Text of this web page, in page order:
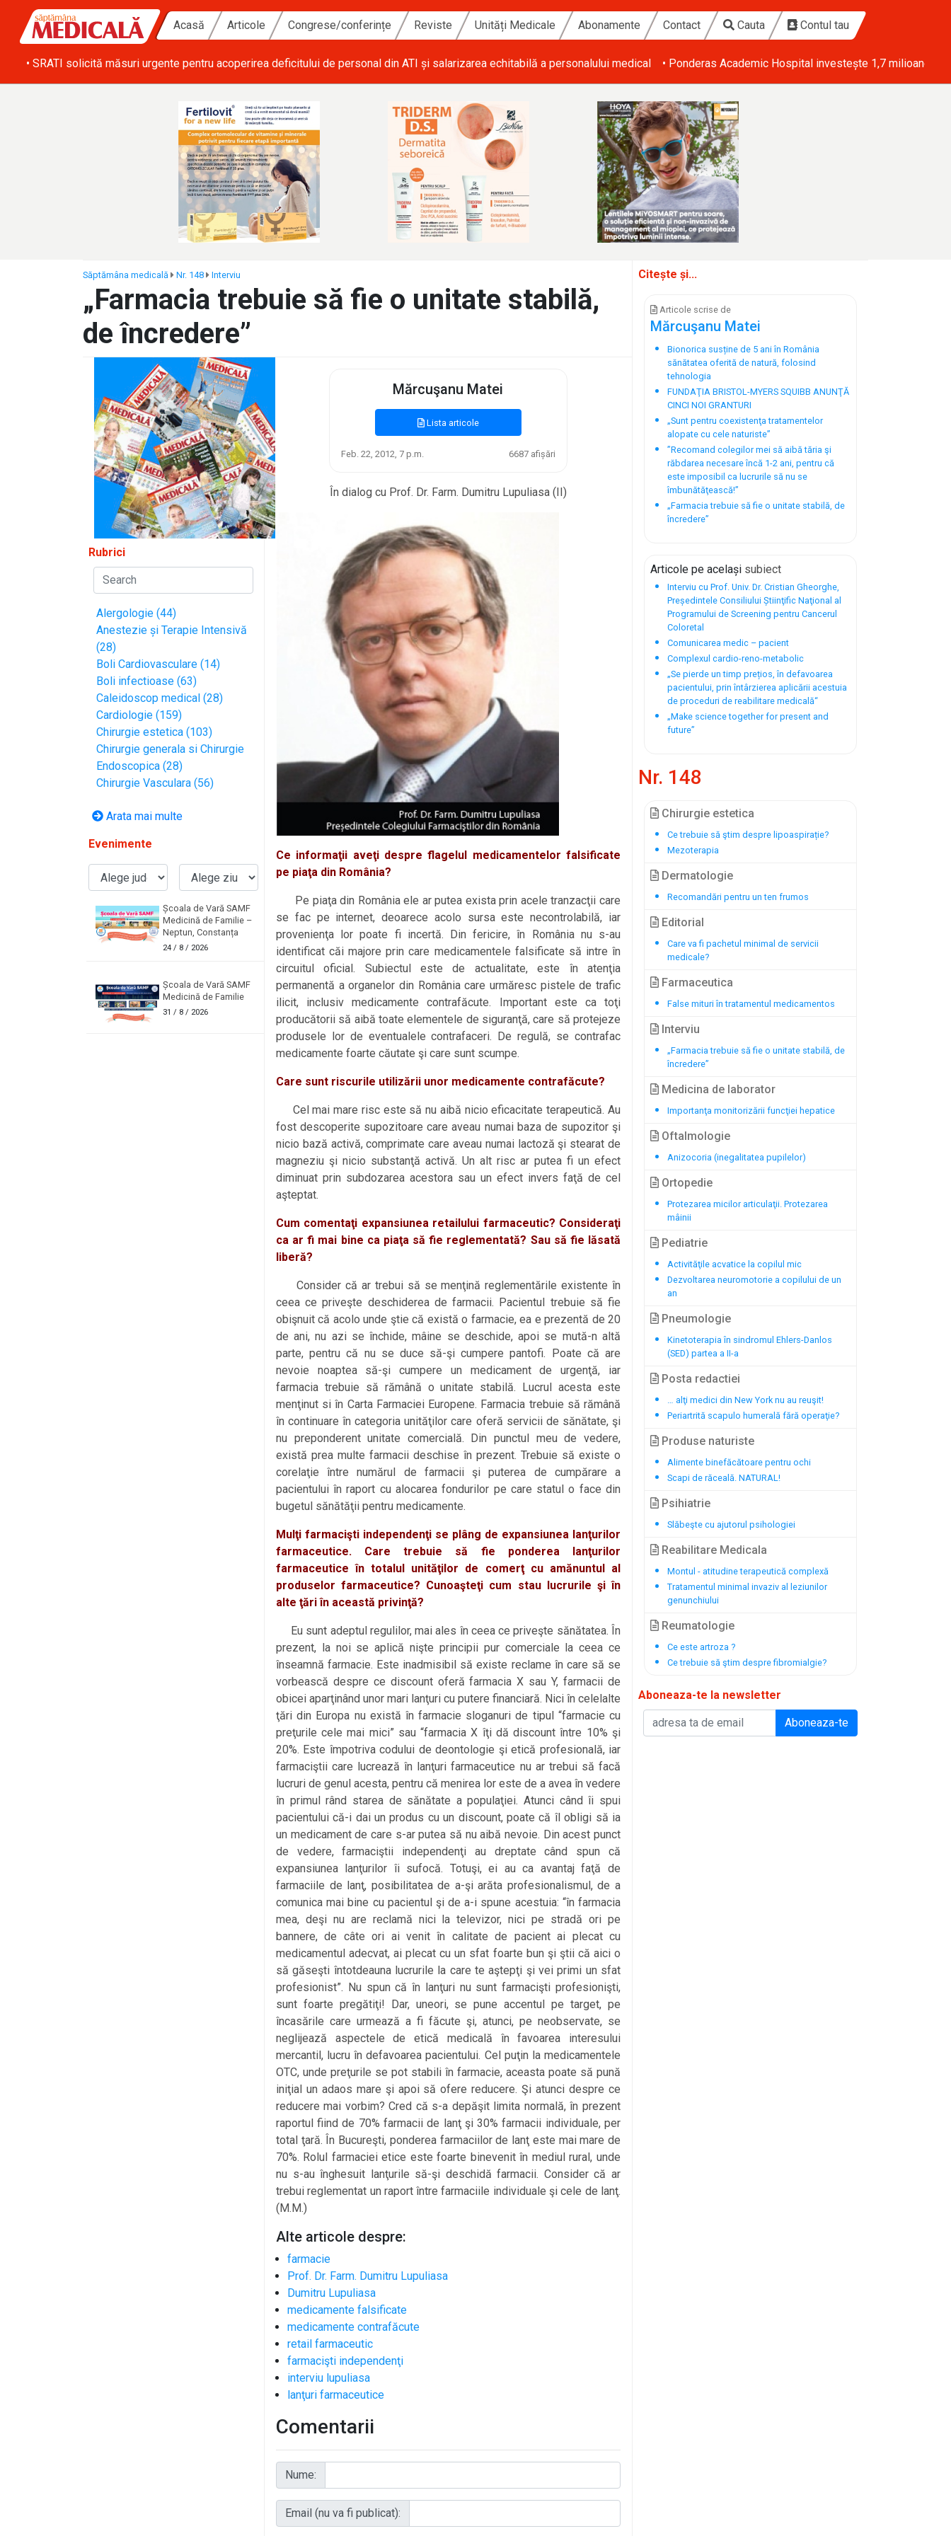
Acasă Articole Congrese/conferințe Reviste Unități Medicale Abonamente Contact Cauta Contul tau
• SRATI solicită măsuri urgente pentru acoperirea deficitului de personal din ATI și salarizarea echitabilă a personalului medical • Ponderas Academic Hospital investește 1,7 milioane
Săptămâna medicală Nr. 148 Interviu
„Farmacia trebuie să fie o unitate stabilă,
de încredere”
Rubrici
Alergologie (44)
Anestezie și Terapie Intensivă
(28)
Boli Cardiovasculare (14)
Boli infectioase (63)
Caleidoscop medical (28)
Cardiologie (159)
Chirurgie estetica (103)
Chirurgie generala si Chirurgie
Endoscopica (28)
Chirurgie Vasculara (56)
Arata mai multe
Evenimente
Școala de Vară SAMF
Medicină de Familie –
Neptun, Constanța
24/ 8 / 2026
Școala de Vară SAMF
Medicină de Familie
31 / 8 / 2026
Mărcuşanu Matei
Lista articole
Feb. 22, 2012, 7 p.m. 6687 afișări
În dialog cu Prof. Dr. Farm. Dumitru Lupuliasa (II)
Ce informaţii aveţi despre flagelul medicamentelor falsificate
pe piaţa din România?
Pe piaţa din România ele ar putea exista prin acele tranzacţii care
se fac pe internet, deoarece acolo sursa este necontrolabilă, iar
provenienţa lor poate fi incertă. Din fericire, în România nu s-au
identificat căi majore prin care medicamentele falsificate să intre în
circuitul oficial. Subiectul este de actualitate, este în atenţia
permanentă a organelor din România care urmăresc pistele de trafic
ilicit, inclusiv medicamente contrafăcute. Important este ca toţi
producătorii să aibă toate elementele de siguranţă, care să protejeze
produsele lor de eventualele contrafaceri. De regulă, se contrafac
medicamente foarte căutate şi care sunt scumpe.
Care sunt riscurile utilizării unor medicamente contrafăcute?
Cel mai mare risc este să nu aibă nicio eficacitate terapeutică. Au
fost descoperite supozitoare care aveau numai baza de supozitor şi
nicio bază activă, comprimate care aveau numai lactoză şi stearat de
magneziu şi nicio substanţă activă. Un alt risc ar putea fi un efect
diminuat prin subdozarea acestora sau un efect invers faţă de cel
aşteptat.
Cum comentaţi expansiunea retailului farmaceutic? Consideraţi
ca ar fi mai bine ca piaţa să fie reglementată? Sau să fie lăsată
liberă?
Consider că ar trebui să se menţină reglementările existente în
ceea ce priveşte deschiderea de farmacii. Pacientul trebuie să fie
obişnuit că acolo unde ştie că există o farmacie, ea e prezentă de 20
de ani, nu azi se închide, mâine se deschide, apoi se mută-n altă
parte, pentru că nu se duce să-şi cumpere pantofi. Poate că are
nevoie noaptea să-şi cumpere un medicament de urgenţă, iar
farmacia trebuie să rămână o unitate stabilă. Lucrul acesta este
menţinut si în Carta Farmaciei Europene. Farmacia trebuie să rămână
în continuare în categoria unităţilor care oferă servicii de sănătate, şi
nu preponderent unitate comercială. Din punctul meu de vedere,
există prea multe farmacii deschise în prezent. Trebuie să existe o
corelaţie între numărul de farmacii şi puterea de cumpărare a
pacientului în raport cu alocarea fondurilor pe care statul o face din
bugetul sănătăţii pentru medicamente.
Mulţi farmacişti independenţi se plâng de expansiunea lanţurilor
farmaceutice. Care trebuie să fie ponderea lanţurilor
farmaceutice în totalul unităţilor de comerţ cu amănuntul al
produselor farmaceutice? Cunoaşteţi cum stau lucrurile şi în
alte ţări în această privinţă?
Eu sunt adeptul regulilor, mai ales în ceea ce priveşte sănătatea. În
prezent, la noi se aplică nişte principii pur comerciale la ceea ce
înseamnă farmacie. Este inadmisibil să existe reclame în care să se
vorbească despre ce discount oferă farmacia X sau Y, farmacii de
obicei aparţinând unor mari lanţuri cu putere financiară. Nici în celelalte
ţări din Europa nu există în farmacie sloganuri de tipul “farmacie cu
preţurile cele mai mici” sau “farmacia X îţi dă discount între 10% şi
20%. Este împotriva codului de deontologie şi etică profesională, iar
farmaciştii care lucrează în lanţuri farmaceutice nu ar trebui să facă
lucruri de genul acesta, pentru că menirea lor este de a avea în vedere
în primul rând starea de sănătate a populaţiei. Atunci când îi spui
pacientului că-i dai un produs cu un discount, poate că îl obligi să ia
un medicament de care s-ar putea să nu aibă nevoie. Din acest punct
de vedere, farmaciştii independenţi au dreptate când spun că
expansiunea lanţurilor îi sufocă. Totuşi, ei au ca avantaj faţă de
farmaciile de lanţ, posibilitatea de a-şi arăta profesionalismul, de a
comunica mai bine cu pacientul şi de a-i spune acestuia: “în farmacia
mea, deşi nu are reclamă nici la televizor, nici pe stradă ori pe
bannere, de câte ori ai venit în calitate de pacient ai plecat cu
medicamentul adecvat, ai plecat cu un sfat foarte bun şi ştii că aici o
să găseşti întotdeauna lucrurile la care te aştepţi şi vei primi un sfat
profesionist”. Nu spun că în lanţuri nu sunt farmacişti profesionişti,
sunt foarte pregătiţi! Dar, uneori, se pune accentul pe target, pe
încasările care urmează a fi făcute şi, atunci, pe neobservate, se
neglijează aspectele de etică medicală în favoarea interesului
mercantil, lucru în defavoarea pacientului. Cel puţin la medicamentele
OTC, unde preţurile se pot stabili în farmacie, aceasta poate să pună
iniţial un adaos mare şi apoi să ofere reducere. Şi atunci despre ce
reducere mai vorbim? Cred că s-a depăşit limita normală, în prezent
raportul fiind de 70% farmacii de lanţ şi 30% farmacii individuale, per
total ţară. În Bucureşti, ponderea farmaciilor de lanţ este mai mare de
70%. Rolul farmaciei etice este foarte binevenit în mediul rural, unde
nu s-au înghesuit lanţurile să-şi deschidă farmacii. Consider că ar
trebui reglementat un raport între farmaciile individuale şi cele de lanţ.
(M.M.)
Alte articole despre:
farmacie
Prof. Dr. Farm. Dumitru Lupuliasa
Dumitru Lupuliasa
medicamente falsificate
medicamente contrafăcute
retail farmaceutic
farmacişti independenţi
interviu lupuliasa
lanţuri farmaceutice
Comentarii
Nume:
Email (nu va fi publicat):
Citește și...
Articole scrise de
Mărcuşanu Matei
Bionorica susține de 5 ani în România
sănătatea oferită de natură, folosind
tehnologia
FUNDAŢIA BRISTOL-MYERS SQUIBB ANUNŢĂ
CINCI NOI GRANTURI
„Sunt pentru coexistenţa tratamentelor
alopate cu cele naturiste”
”Recomand colegilor mei să aibă tăria şi
răbdarea necesare încă 1-2 ani, pentru că
este imposibil ca lucrurile să nu se
îmbunătăţească!”
„Farmacia trebuie să fie o unitate stabilă, de
încredere”
Articole pe același subiect
Interviu cu Prof. Univ. Dr. Cristian Gheorghe,
Președintele Consiliului Știinţific Naţional al
Programului de Screening pentru Cancerul
Coloretal
Comunicarea medic – pacient
Complexul cardio-reno-metabolic
„Se pierde un timp prețios, în defavoarea
pacientului, prin întârzierea aplicării acestuia
de proceduri de reabilitare medicală“
„Make science together for present and
future”
Nr. 148
Chirurgie estetica
Ce trebuie să ştim despre lipoaspirație?
Mezoterapia
Dermatologie
Recomandări pentru un ten frumos
Editorial
Care va fi pachetul minimal de servicii
medicale?
Farmaceutica
False mituri în tratamentul medicamentos
Interviu
„Farmacia trebuie să fie o unitate stabilă, de
încredere”
Medicina de laborator
Importanţa monitorizării funcţiei hepatice
Oftalmologie
Anizocoria (inegalitatea pupilelor)
Ortopedie
Protezarea micilor articulaţii. Protezarea
mâinii
Pediatrie
Activităţile acvatice la copilul mic
Dezvoltarea neuromotorie a copilului de un
an
Pneumologie
Kinetoterapia în sindromul Ehlers-Danlos
(SED) partea a II-a
Posta redactiei
… alţi medici din New York nu au reuşit!
Periartrită scapulo humerală fără operaţie?
Produse naturiste
Alimente binefăcătoare pentru ochi
Scapi de răceală. NATURAL!
Psihiatrie
Slăbeşte cu ajutorul psihologiei
Reabilitare Medicala
Montul - atitudine terapeutică complexă
Tratamentul minimal invaziv al leziunilor
genunchiului
Reumatologie
Ce este artroza ?
Ce trebuie să ştim despre fibromialgie?
Aboneaza-te la newsletter
Aboneaza-te